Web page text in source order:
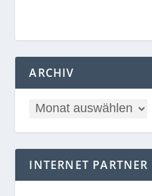
ARCHIV
INTERNET PARTNER